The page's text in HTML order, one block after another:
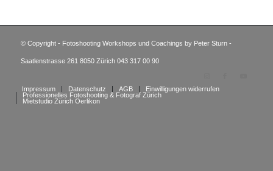
© Copyright - Fotoshooting Workshops und Coachings by Peter Sturn -
Saatlenstrasse 261 8050 Zürich 043 317 00 90
Impressum Datenschutz AGB
Einwilligungen widerrufen
Professionelles Fotoshooting & Fotograf Zürich
Mietstudio Zürich Oerlikon